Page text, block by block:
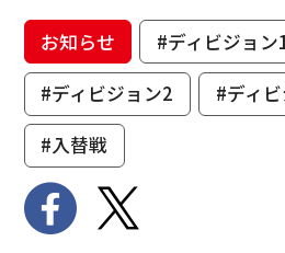
お知らせ
#ディビジョン
#ディビジョン2
#ディ
#入替戦